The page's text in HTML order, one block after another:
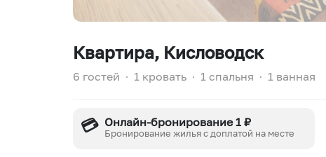
Квартира, Кисловодск
6 гостей ∙ 1 кровать ∙ 1 спальня ∙ 1 ванная
💳 Онлайн-бронирование 1 ₽
Бронирование жилья с доплатой на месте